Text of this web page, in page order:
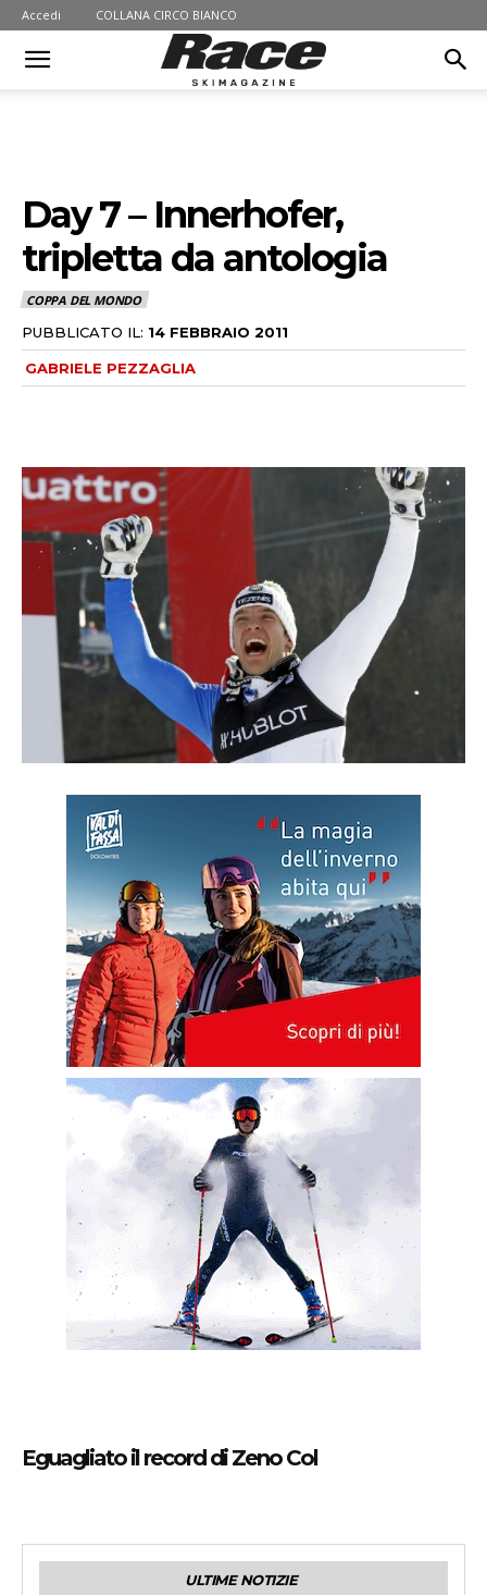
Accedi COLLANA CIRCO BIANCO
Day 7 – Innerhofer,
tripletta da antologia
COPPA DEL MONDO
PUBBLICATO IL: 14 FEBBRAIO 2011
GABRIELE PEZZAGLIA
Eguagliato il record di Zeno Col
ULTIME NOTIZIE